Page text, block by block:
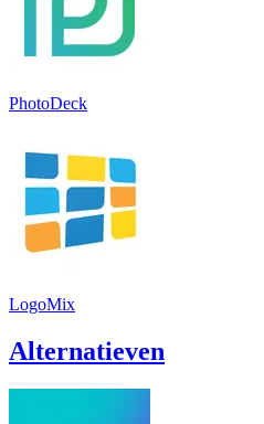
PhotoDeck
LogoMix
Alternatieven